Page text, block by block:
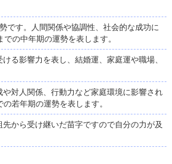
です。人間関係や協調性、社会的な成功に
の中年期の運勢を表します。
る影響力を表し、結婚運、家庭運や職場、
対人関係、行動力など家庭環境に影響され
若年期の運勢を表します。
から受け継いだ苗字ですので自分の力が及